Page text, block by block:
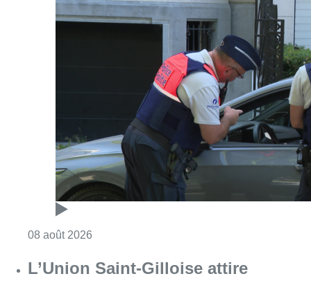
Consulter l'article "Marathon de contrôles
L’Union Saint-Gilloise attire
Bertram Kvist, milieu danois de 21
ans qui renforce les U23